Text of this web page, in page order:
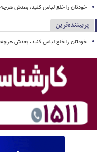
خودتان را خلع لباس کنید، بعدش
پربیننده‌ترین
خودتان را خلع لباس کنید، بعدش